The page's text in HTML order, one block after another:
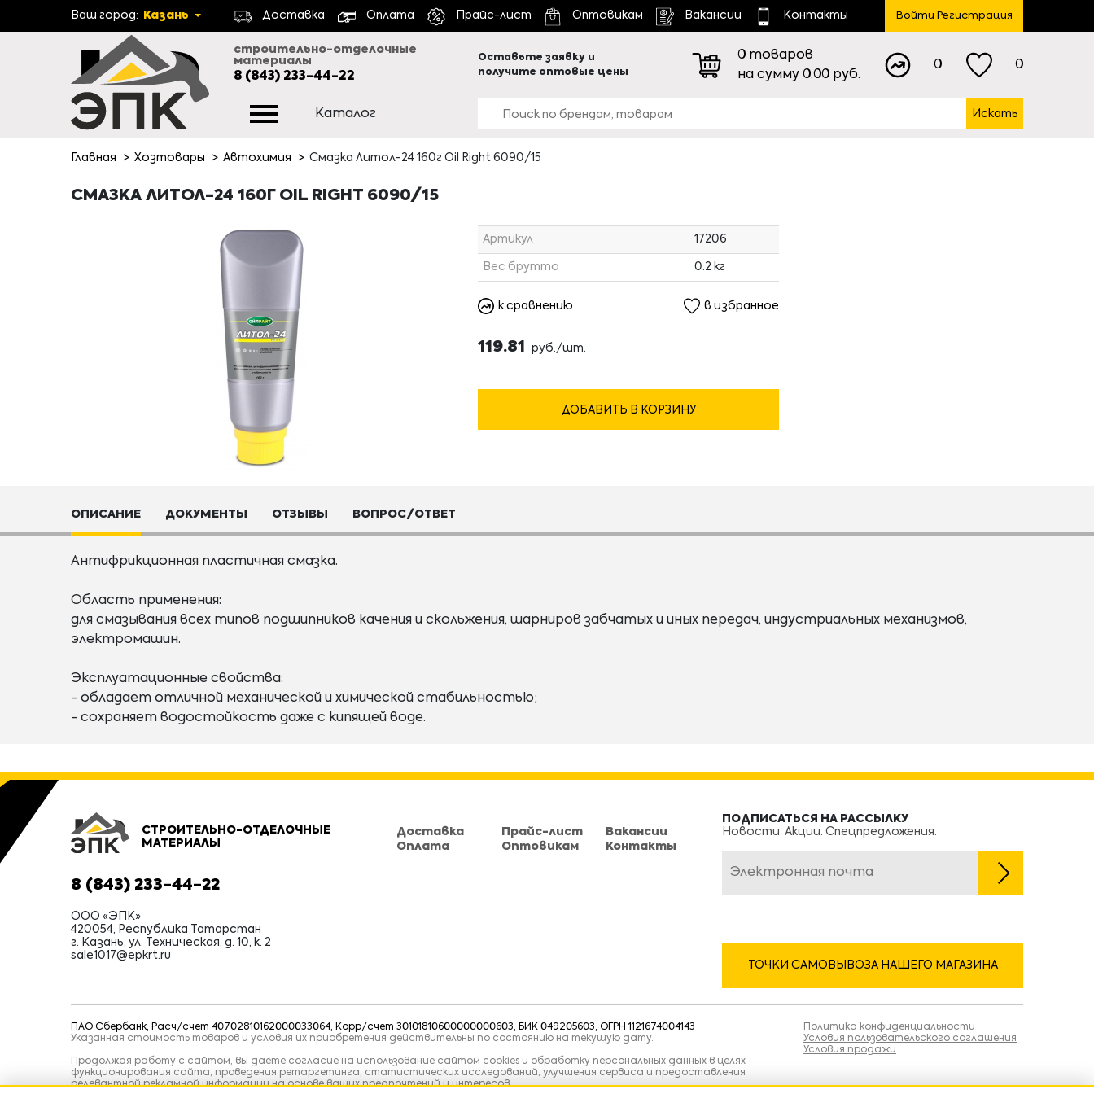
Ваш город: Казань Доставка Оплата Прайс-лист Оптовикам Вакансии Контакты Войти Регистрация
строительно-отделочные
материалы
8 (843) 233-44-22
Оставьте заявку и
получите оптовые цены
0 товаров
на сумму 0.00 руб.
0 0
Каталог Искать
Главная Хозтовары Автохимия Смазка Литол-24 160г Oil Right 6090/15
СМАЗКА ЛИТОЛ-24 160Г OIL RIGHT 6090/15
Артикул 17206
Вес брутто 0.2 кг
к сравнению в избранное
119.81 руб./шт.
ДОБАВИТЬ В КОРЗИНУ
ОПИСАНИЕ ДОКУМЕНТЫ ОТЗЫВЫ ВОПРОС/ОТВЕТ
Антифрикционная пластичная смазка.
Область применения:
для смазывания всех типов подшипников качения и скольжения, шарниров забчатых и иных передач, индустриальных механизмов,
электромашин.
Эксплуатационные свойства:
- обладает отличной механической и химической стабильностью;
- сохраняет водостойкость даже с кипящей воде.
СТРОИТЕЛЬНО-ОТДЕЛОЧНЫЕ
МАТЕРИАЛЫ
8 (843) 233-44-22
ООО «ЭПК»
420054, Республика Татарстан
г. Казань, ул. Техническая, д. 10, к. 2
sale1017@epkrt.ru
Доставка
Оплата
Прайс-лист
Оптовикам
Вакансии
Контакты
ПОДПИСАТЬСЯ НА РАССЫЛКУ
Новости. Акции. Спецпредложения.
ТОЧКИ САМОВЫВОЗА НАШЕГО МАГАЗИНА
ПАО Сбербанк, Расч/счет 40702810162000033064, Корр/счет 30101810600000000603, БИК 049205603, ОГРН 1121674004143
Указанная стоимость товаров и условия их приобретения действительны по состоянию на текущую дату.
Продолжая работу с сайтом, вы даете согласие на использование сайтом cookies и обработку персональных данных в целях
функционирования сайта, проведения ретаргетинга, статистических исследований, улучшения сервиса и предоставления
релевантной рекламной информации на основе ваших предпочтений и интересов.
Политика конфиденциальности
Условия пользовательского соглашения
Условия продажи